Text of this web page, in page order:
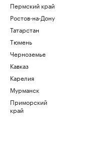
Пермский край
Ростов-на-Дону
Татарстан
Тюмень
Черноземье
Кавказ
Карелия
Мурманск
Приморский
край